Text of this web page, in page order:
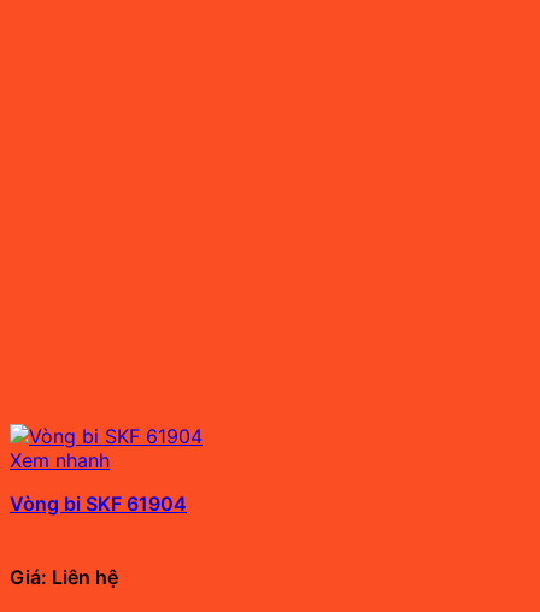
Xem nhanh
Vòng bi SKF 61904
Giá: Liên hệ